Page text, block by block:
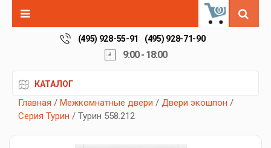
0
(495) 928-55-91 (495) 928-71-90
9:00 - 18:00
КАТАЛОГ
Главная / Межкомнатные двери / Двери экошпон /
Серия Турин / Турин 558.212